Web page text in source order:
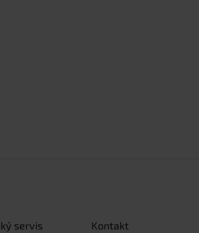
servis Kontakt